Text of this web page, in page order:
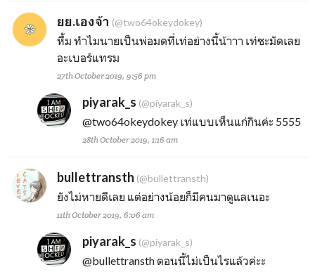
ยย.เองจ้า (@two64okeydokey)
หื้ม ทำไมนายเป็นพ่อมดที่เท่อย่างนี้น้าาา เท่ชะมัดเลย
อะเบอร์แทรม
27th October 2019, 9:56 pm
piyarak_s (@piyarak_s)
@two64okeydokeyเท่แบบเห็นแก่กินค่ะ 5555
28th October 2019, 1:16 am
bullettransth (@bullettransth)
ยังไม่หายดีเลย แต่อย่างน้อยก็มีคนมาดูแลเนอะ
11th October 2019, 6:06 am
piyarak_s (@piyarak_s)
@bullettransthตอนนี้ไม่เป็นไรแล้วค่ะะ